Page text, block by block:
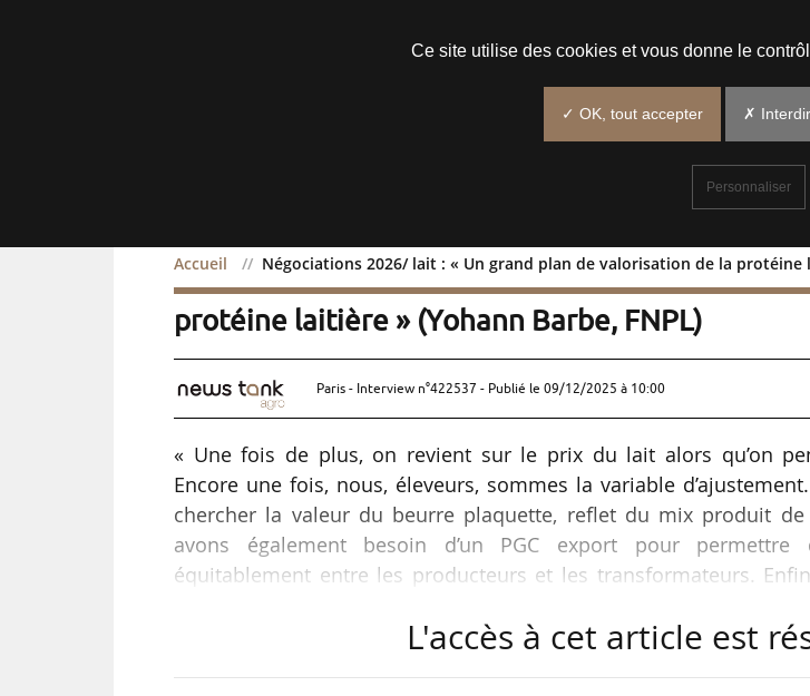
Accueil Négociations 2026/ lait : « Un grand plan de valorisation de la protéine
Négociations 2026/ lait : « Un grand plan de
protéine laitière » (Yohann Barbe, FNPL)
Paris - Interview n°422537 - Publié le 09/12/2025 à 10:00
« Une fois de plus, on revient sur le prix du lait alors qu’on
Encore une fois, nous, éleveurs, sommes la variable
chercher la valeur du beurre plaquette, reflet du mix produit de
avons également besoin d’un PGC export pour
équitablement entre les producteurs et les transformateurs.
moins chère de tout le commerce. On rêve d’un grand plan de
L'accès à cet article est
Ce site utilise des cookies et vous donne le
✓ OK, tout accepter ✗
Personnaliser